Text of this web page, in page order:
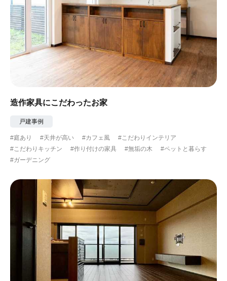
造作家具にこだわったお家
戸建事例
#庭あり #天井が高い #カフェ風
#こだわりインテリア
#こだわりキッチン
#作り付けの家具 #無垢の木
#ペットと暮らす
#ガーデニング